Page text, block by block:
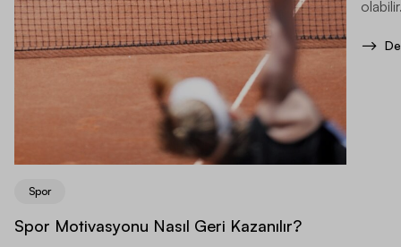
Spor
Spor Motivasyonu Nasıl Geri Kazanılır?